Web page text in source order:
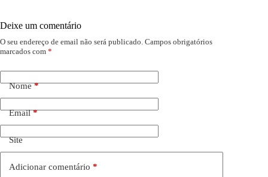
Deixe um comentário
O seu endereço de email não será publicado. Campos obrigatórios
marcados com *
Nome*
Email*
Site
Adicionar comentário *